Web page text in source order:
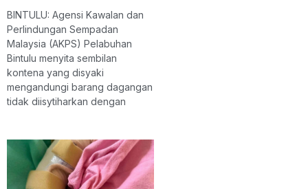
BINTULU: Agensi Kawalan dan
Perlindungan Sempadan
Malaysia (AKPS) Pelabuhan
Bintulu menyita sembilan
kontena yang disyaki
mengandungi barang dagangan
tidak diisytiharkan dengan